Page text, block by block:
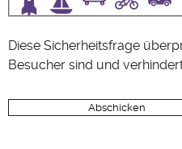
Diese Sicherheitsfrage
Besucher sind und